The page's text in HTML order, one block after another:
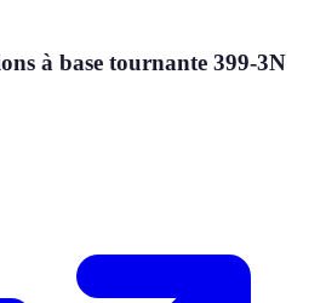
à base tournante 399-3N